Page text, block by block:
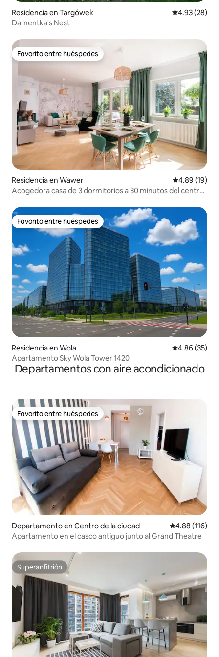
Residencia en Targówek Calificación
4.93 (28)
Damentka's Nest
Favorito entre huéspedes
Favorito entre huéspedes
Residencia en Wawer Calificación
4.89 (19)
Acogedora casa de 3 dormitorios a 30 minutos del centro,
Favorito entre huéspedes
Favorito entre huéspedes
Residencia en Wola Calificación
4.86 (35)
Apartamento Sky Wola Tower 1420
Departamentos con aire acondicionado
Favorito entre huéspedes
Favorito entre huéspedes
Departamento en Centro de la ciudad Calificación
4.88 (116)
Apartamento en el casco antiguo junto al Grand Theatre
Superanfitrión
Superanfitrión